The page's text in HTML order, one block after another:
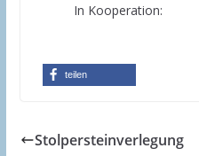
In Kooperation:
teilen
Stolpersteinverlegung